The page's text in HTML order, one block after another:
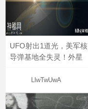
UFO射出1道光，美军核
导弹基地全失灵！外星
LlwTwUwA